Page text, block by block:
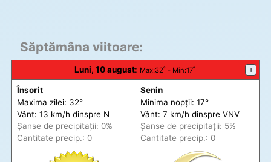
Săptămâna viitoare:
Luni, 10 august: Max:32˚ - Min:17˚ +
Însorit
Maxima zilei: 32°
Vânt: 13 km/h dinspre N
Șanse de precipitații: 0%
Cantitate precip.: 0
Senin
Minima nopții: 17°
Vânt: 7 km/h dinspre VNV
Șanse de precipitații: 5%
Cantitate precip.: 0